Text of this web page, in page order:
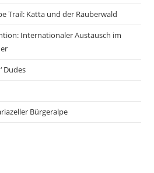
Trail: Katta und der Räuberwald
Internationaler Austausch im
Dudes
Bürgeralpe